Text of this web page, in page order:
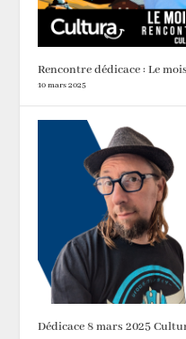
Rencontre dédicace : Le
10 mars 2025
Dédicace 8 mars 2025